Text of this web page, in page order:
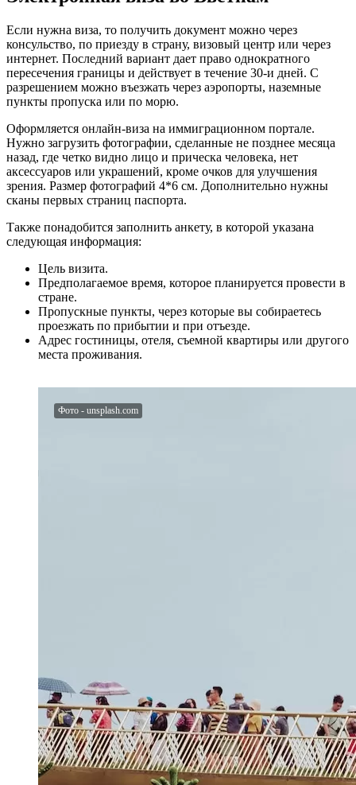
Если нужна виза, то получить документ можно через
консульство, по приезду в страну, визовый центр или через
интернет. Последний вариант дает право однократного
пересечения границы и действует в течение 30-и дней. С
разрешением можно въезжать через аэропорты, наземные
пункты пропуска или по морю.
Оформляется онлайн-виза на иммиграционном портале.
Нужно загрузить фотографии, сделанные не позднее месяца
назад, где четко видно лицо и прическа человека, нет
аксессуаров или украшений, кроме очков для улучшения
зрения. Размер фотографий 4*6 см. Дополнительно нужны
сканы первых страниц паспорта.
Также понадобится заполнить анкету, в которой указана
следующая информация:
Цель визита.
Предполагаемое время, которое планируется провести в
стране.
Пропускные пункты, через которые вы собираетесь
проезжать по прибытии и при отъезде.
Адрес гостиницы, отеля, съемной квартиры или другого
места проживания.